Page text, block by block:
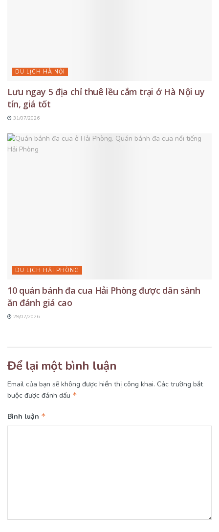
DU LỊCH HÀ NỘI
Lưu ngay 5 địa chỉ thuê lều cắm trại ở Hà Nội uy
tín, giá tốt
31/07/2026
DU LỊCH HẢI PHÒNG
10 quán bánh đa cua Hải Phòng được dân sành
ăn đánh giá cao
29/07/2026
Để lại một bình luận
Email của bạn sẽ không được hiển thị công khai. Các trường bắt
buộc được đánh dấu *
Bình luận *